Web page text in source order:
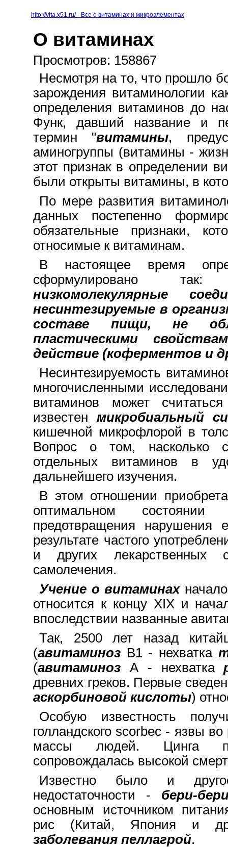
http://vita.x51.ru/ - Все о витаминах и микроэлементах
О витаминах
Просмотров: 158867
Несмотря на то, что прошло
зарождения витаминологии
определения витаминов до
Функ, давший название и
термин "витамины,
аминогруппы (витамины -
этот признак в определении
были открыты витамины, в
По мере развития
данных постепенно
обязательные признаки,
относимые к витаминам.
B настоящее время
сформулировано
низкомолекулярные
несинтезируемые в
составе пищи, не
пластическими
действие (коферментов и
Несинтезируемость
многочисленными
витаминов может
известен микробиальный
кишечной микрофлорой в
Вопрос o том, насколько
отдельных витаминов в
дальнейшего изучения.
B этом отношении
оптимальном
предотвращения нарушения
результате частого
и других лекарственных
самолечения.
Учение о витаминахначало
относится к концу ХIХ и
впоследствии названные
Так, 2500 лет назад
(авитаминоз В1 - нехватка
(авитаминоз А - нехватка
древних греков. Первые
аскорбиновой кислоты)
Особую известность
голландского scorbec - язвы
массы людей. Цинга
сопровождалась высокой
Известно было и
недостаточности - бери-
основным источником
рис (Китай, Япония и
заболевания пеллагрой.